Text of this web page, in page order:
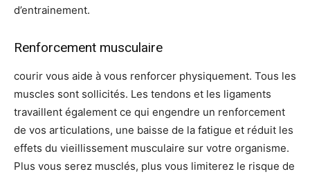
d’entrainement.
Renforcement musculaire
courir vous aide à vous renforcer physiquement. Tous les
muscles sont sollicités. Les tendons et les ligaments
travaillent également ce qui engendre un renforcement
de vos articulations, une baisse de la fatigue et réduit les
effets du vieillissement musculaire sur votre organisme.
Plus vous serez musclés, plus vous limiterez le risque de